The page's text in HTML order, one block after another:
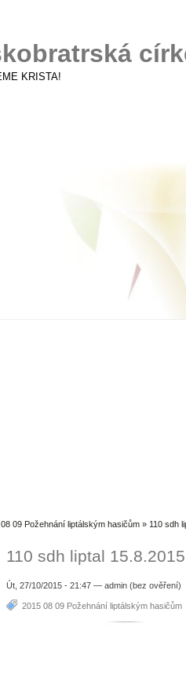
KRISTA!
09 Požehnání liptálským hasičům » 110 sdh
110 sdh liptal
Út, 27/10/2015 - 21:47 — admin (bez ověření)
2015 08 09 Požehnání liptálským hasičům